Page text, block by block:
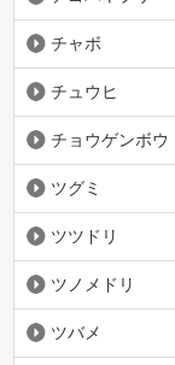
チャボ
チュウヒ
チョウゲンボウ
ツグミ
ツツドリ
ツノメドリ
ツバメ